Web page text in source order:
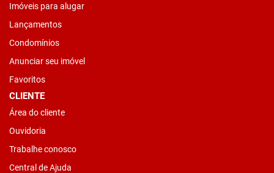
Imóveis para alugar
Lançamentos
Condomínios
Anunciar seu imóvel
Favoritos
CLIENTE
Área do cliente
Ouvidoria
Trabalhe conosco
Central de Ajuda